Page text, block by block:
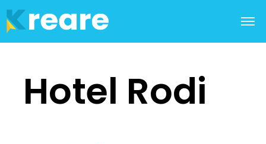
Hotel Rodi